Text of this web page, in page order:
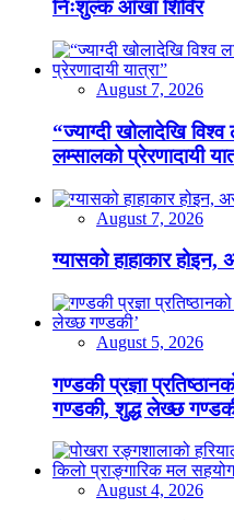
निःशुल्क आँखा शिविर
August 7, 2026
“ज्याग्दी खोलादेखि
लम्सालको प्रेरणादायी
August 7, 2026
ग्यासको हाहाकार
August 5, 2026
गण्डकी प्रज्ञा
गण्डकी, शुद्ध लेख्छ
August 4, 2026